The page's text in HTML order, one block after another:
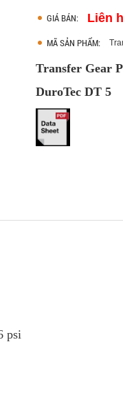
GIÁ BÁN: Liên
MÃ SẢN PHẨM:
Transfer Gear
DuroTec DT 5
psi